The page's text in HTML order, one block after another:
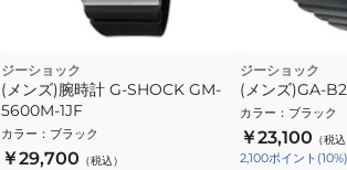
ジーショック
(メンズ)腕時計 G‐SHOCK GM-
5600M-1JF
カラー ： ブラック
￥29,700 （税込）
ジーショック
(メンズ)GA-
カラー ： ブラック
￥23,100 （税込
2,100ポイント (10%)